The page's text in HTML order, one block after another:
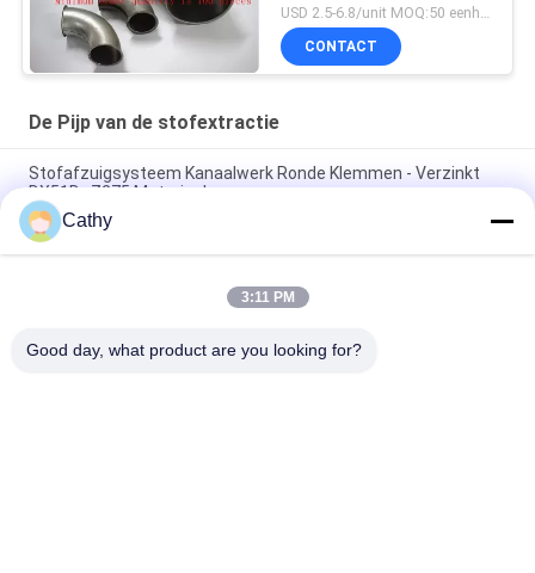
USD 2.5-6.8/unit MOQ:50 eenheden
CONTACT
De Pijp van de stofextractie
Stofafzuigsysteem Kanaalwerk Ronde Klemmen - Verzinkt
DX51D+Z275 Materiaal
Gegalvaniseerde ronde kegel top schoorsteen dop met
scherm open haard uitlaat dop aanpassen
Verzinkte plaat stof extractie buis stofopvang proces
Cathy
3:11 PM
Good day, what product are you looking for?